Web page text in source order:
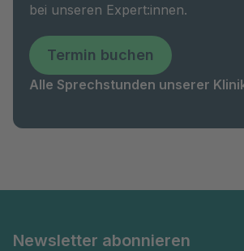
bei unseren Expert:innen.
Termin buchen
Alle Sprechstunden unserer
Newsletter abonnieren